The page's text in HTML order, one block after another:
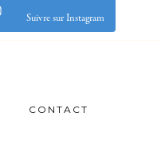
Suivre sur Instagram
CONTACT